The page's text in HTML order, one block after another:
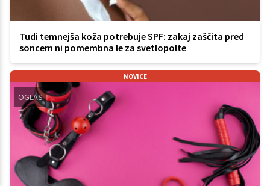
Tudi temnejša koža potrebuje SPF: zakaj zaščita pred
soncem ni pomembna le za svetlopolte
NOVICE
OGLAS